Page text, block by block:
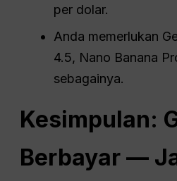
per dolar.
Anda memerlukan
4.5, Nano Banana
sebagainya.
Kesimpulan:
Berbayar —